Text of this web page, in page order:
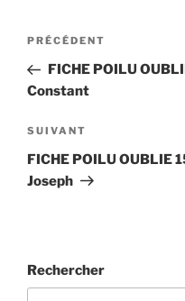
Navigation
l’article
Article
précédent
PRÉCÉDENT
FICHE POILU
Constant
Article
suivant
SUIVANT
FICHE POILU OUBLIE
Joseph
Rechercher